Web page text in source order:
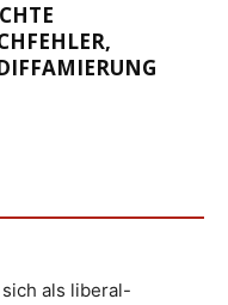
als liberal-